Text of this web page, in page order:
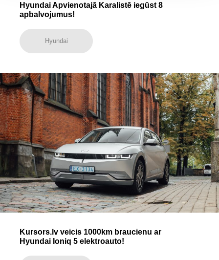
Hyundai Apvienotajā Karalistē iegūst 8
apbalvojumus!
Hyundai
Kursors.lv veicis 1000km braucienu ar
Hyundai Ioniq 5 elektroauto!